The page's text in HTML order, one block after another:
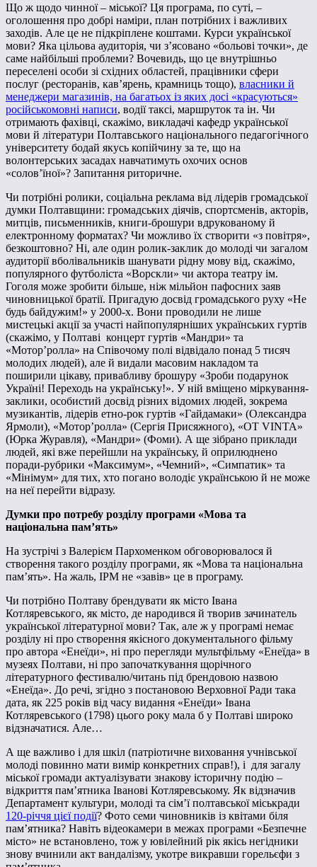
Що ж щодо чинної – міської? Ця програма, по суті, –
оголошення про добрі наміри, план потрібних і важливих
заходів. Але це не підкріплене коштами. Курси української
мови? Яка цільова аудиторія, чи з’ясовано «больові точки», де
саме найбільші проблеми? Вочевидь, що це внутрішньо
переселені особи зі східних областей, працівники сфери
послуг (ресторанів, кав’ярень, крамниць тощо), власники й
менеджери магазинів, на багатьох із яких досі «красуються»
російськомовні написи, водії таксі, маршруток та ін. Чи
отримають фахівці, скажімо, викладачі кафедр української
мови й літератури Полтавського національного педагогічного
університету бодай якусь копійчину за те, що на
волонтерських засадах навчатимуть охочих основ
«солов’їної»? Запитання риторичне.
Чи потрібні ролики, соціальна реклама від лідерів громадської
думки Полтавщини: громадських діячів, спортсменів, акторів,
митців, письменників, книги-брошури вдрукованому й
електронному форматах? Чи можливо їх створити «з повітря»,
безкоштовно? Ні, але один ролик-заклик до молоді чи загалом
аудиторії вболівальників шанувати рідну мову від, скажімо,
популярного футболіста «Ворскли» чи актора театру ім.
Гоголя може зробити більше, ніж мільйон пафосних заяв
чиновницької братії. Пригадую досвід громадського руху «Не
будь байдужим!» у 2000-х. Вони проводили не лише
мистецькі акції за участі найпопулярніших українських гуртів
(скажімо, у Полтаві концерт гуртів «Мандри» та
«Мотор’ролла» на Співочому полі відвідало понад 5 тисяч
молодих людей), але й видали масовим накладом та
поширили цікаву, привабливу брошуру «Зроби подарунок
Україні! Переходь на українську!». У ній вміщено міркування-
заклики, особистий досвід різних відомих людей, зокрема
музикантів, лідерів етно-рок гуртів «Гайдамаки» (Олександра
Ярмоли), «Мотор’ролла» (Сергія Присяжного), «OT VINTA»
(Юрка Журавля), «Мандри» (Фоми). А ще зібрано приклади
людей, які вже перейшли на українську, й оприлюднено
поради-рубрики «Максимум», «Чемний», «Симпатик» та
«Мінімум» для тих, хто погано володіє українською й не може
на неї перейти відразу.
Думки про потребу розділу програми «Мова та
національна пам’ять»
На зустрічі з Валерієм Пархоменком обговорювалося й
створення такого розділу програми, як «Мова та національна
пам’ять». На жаль, ІРМ не «завів» це в програму.
Чи потрібно Полтаву брендувати як місто Івана
Котляревського, як місто, де народився й творив зачинатель
української літературної мови? Так, але ж у програмі немає
розділу ні про створення якісного документального фільму
про автора «Енеїди», ні про перегляди мультфільму «Енеїда» в
музеях Полтави, ні про започаткування щорічного
літературного фестивалю/читань під брендовою назвою
«Енеїда». До речі, згідно з постановою Верховної Ради така
дата, як 225 років від часу видання «Енеїди» Івана
Котляревського (1798) цього року мала б у Полтаві широко
відзначатися. Але…
А ще важливо і для шкіл (патріотичне виховання учнівської
молоді повинно мати вимір конкретних справ!), і для загалу
міської громади актуалізувати знакову історичну подію –
відкриття пам’ятника Іванові Котляревському. Як відзначив
Департамент культури, молоді та сім’ї полтавської міськради
120-річчя цієї події? Фото семи чиновників із квітами біля
пам’ятника? Навіть відеокамери в межах програми «Безпечне
місто» не встановлено, тож у ювілейний рік якісь негідники
знову вчинили акт вандалізму, укотре викравши горельєфи з